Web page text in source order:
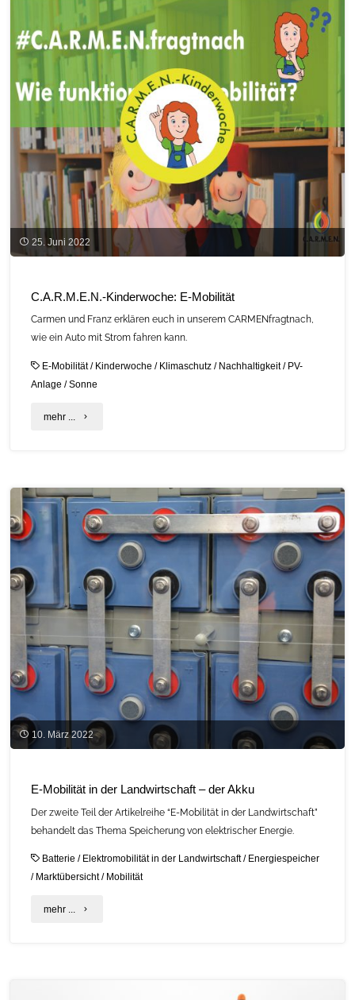
Mobilität”"
Landwirtschaft
als
und
Rohstoffversorger
–
Mobilität”
(27.10.2022)"
25. Juni 2022
C.A.R.M.E.N.-Kinderwoche: E-Mobilität
Carmen und Franz erklären euch in unserem CARMENfragtnach,
wie ein Auto mit Strom fahren kann.
E-Mobilität/ Kinderwoche / Klimaschutz / Nachhaltigkeit/ PV-
Anlage /Sonne
mehr ... "C.A.R.M.E.N.-
Mobilität"
10. März 2022
E-Mobilität in der Landwirtschaft – der Akku
Der zweite Teil der Artikelreihe “E-Mobilität in der Landwirtschaft”
behandelt das Thema Speicherung von elektrischer Energie.
Batterie / Elektromobilität in der Landwirtschaft/ Energiespeicher
/ Marktübersicht/ Mobilität
mehr ... "E-